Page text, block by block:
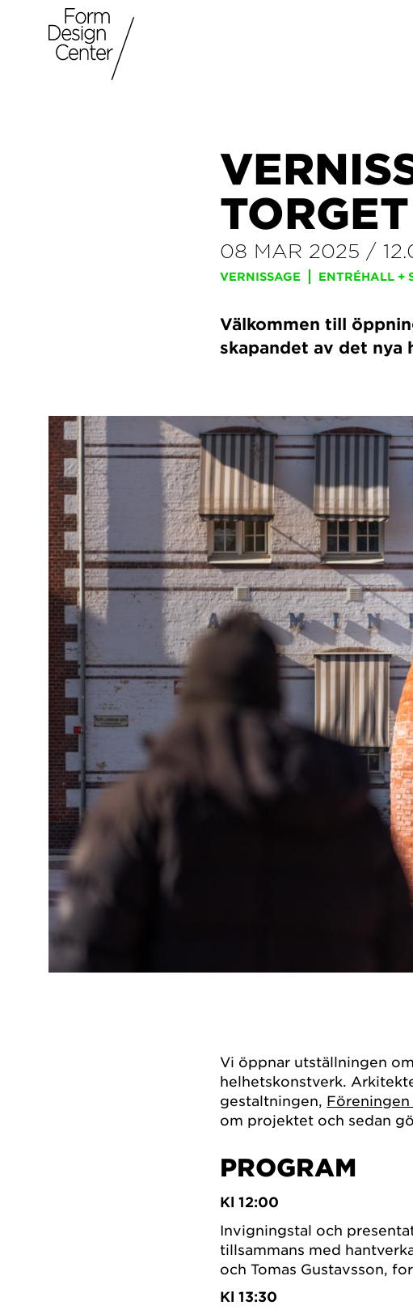
TORGET
08 MAR 2025 /
VERNISSAGE ENTRÉHALL +
Välkommen till
skapandet av det nya
Vi öppnar utställningen
helhetskonstverk.
gestaltningen, Föreningen
om projektet och sedan
PROGRAM
Kl 12:00
Invigningstal och
tillsammans med
och Tomas Gustavsson,
Kl 13:30